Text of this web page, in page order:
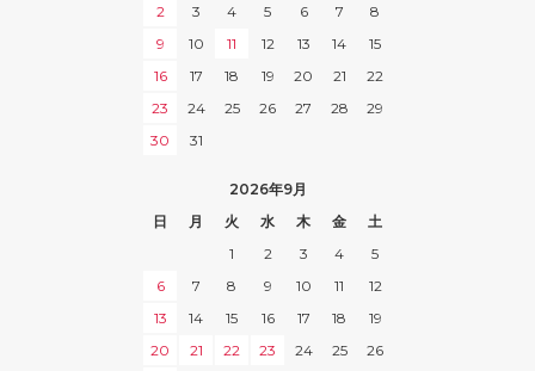
2
3 4 5 6 7
8
9
10 11 12 13 14
15
16
17 18 19 20 21
22
23
24 25 26 27 28
29
30
31
2026年9月
日
月 火 水 木 金
土
1
2 3 4
5
6
7 8 9 10 11
12
13
14 15 16 17 18
19
20
21 22 23 24 25
26